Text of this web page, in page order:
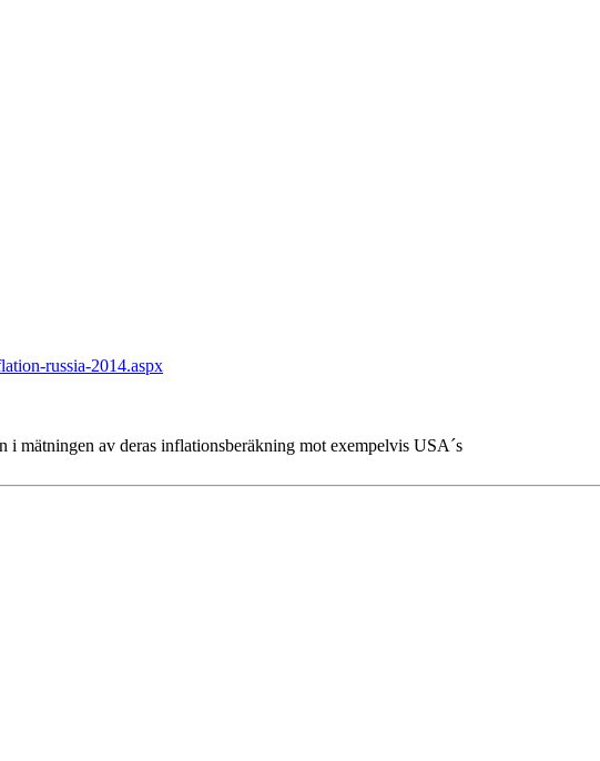
russia-2014.aspx
mätningen av deras inflationsberäkning mot exempelvis USA´s